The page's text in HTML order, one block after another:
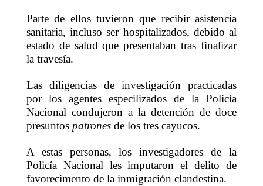
Parte de ellos tuvieron que recibir asistencia
sanitaria, incluso ser hospitalizados, debido al
estado de salud que presentaban tras finalizar
la travesía.
Las diligencias de investigación practicadas
por los agentes especilizados de la Policía
Nacional condujeron a la detención de doce
presuntos patronesde los tres cayucos.
A estas personas, los investigadores de la
Policía Nacional les imputaron el delito de
favorecimento de la inmigración clandestina.